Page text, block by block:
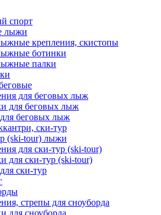
спорт
лыжи
крепления, скистопы
ботинки
палки
для беговых лыж
для беговых лыж
беговых лыж
ски-тур
(ski-tour) лыжи
для ски-тур (ski-tour)
для ски-тур (ski-tour)
ски-тур
стрепы для сноуборда